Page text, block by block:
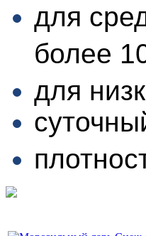
для
более
для